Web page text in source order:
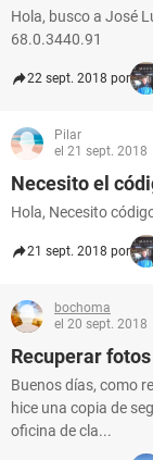
Hola, busco a José
68.0.3440.91
22 sept. 2018 por
Pilar
el 21 sept. 2018
Necesito el
Hola, Necesito
21 sept. 2018 por
bochoma
el 20 sept. 2018
Recuperar
Buenos días, como
hice una copia de
oficina de cla...